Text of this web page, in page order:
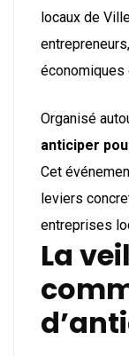
locaux de
économiques
Organisé
anticiper
Cet
leviers
entreprises
La